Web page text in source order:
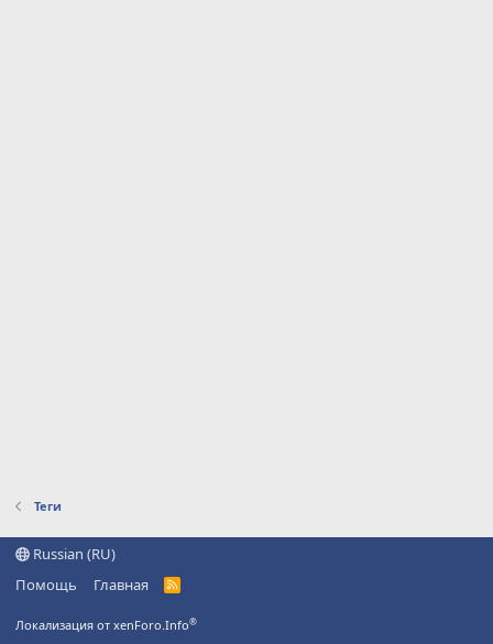
Теги
Russian (RU)
Помощь
Главная
R
Локализация от xenForo.Info®